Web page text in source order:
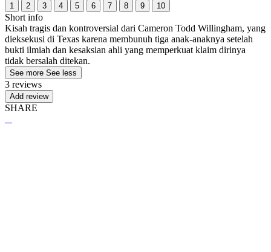
1 2 3 4 5 6 7 8 9 10
Short info
Kisah tragis dan kontroversial dari Cameron Todd Willingham, yang
dieksekusi di Texas karena membunuh tiga anak-anaknya setelah
bukti ilmiah dan kesaksian ahli yang memperkuat klaim dirinya
tidak bersalah ditekan.
See more See less
3 reviews
Add review
SHARE